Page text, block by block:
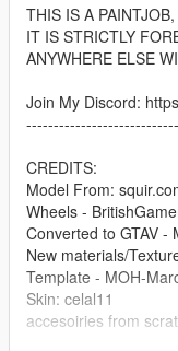
THIS IS A
IT IS STRICTLY
ANYWHERE ELSE
Join My Discord:
CREDITS:
Model From:
Wheels -
Converted to GTAV -
New materials/
Template - MOH-
Skin: celal11
accesoiries from